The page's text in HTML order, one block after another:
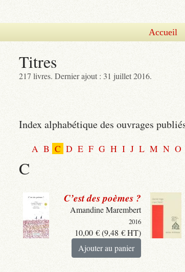
Accueil
Titres
217 livres. Dernier ajout : 31 juillet 2016.
Index alphabétique des ouvrages
A B C D E F G H I J L M N O
C
C’est des poèmes ?
Amandine Marembert
2016
10,00€(9,48€HT)
Ajouter au panier